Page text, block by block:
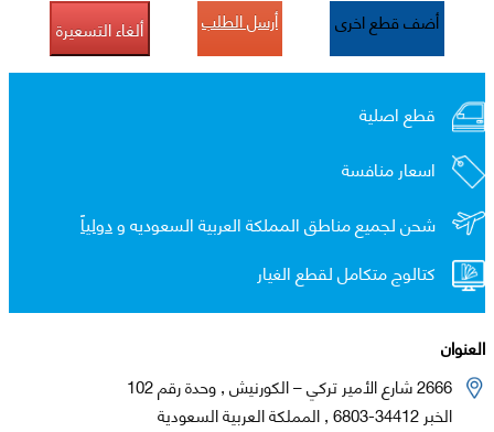
أضف قطع اخرى أرسل الطلب ألغاء التسعيرة
قطع اصلية
اسعار منافسة
شحن لجميع مناطق المملكة العربية السعوديه ودولياً
كتالوج متكامل لقطع الغيار
العنوان
2666 شارع الأمير تركي – الكورنيش , وحدة رقم 102
الخبر 34412-6803 , المملكة العربية السعودية